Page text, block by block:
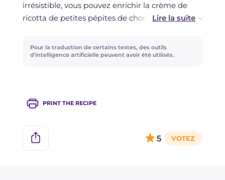
irrésistible, vous pouvez enrichir la crème de
ricotta de petites pépites de chocolat noir ou
des fruits rouges selon la saison.
Pour la traduction de certains textes, des outils
d'intelligence artificielle peuvent avoir été utilisés.
PRINT THE RECIPE
5